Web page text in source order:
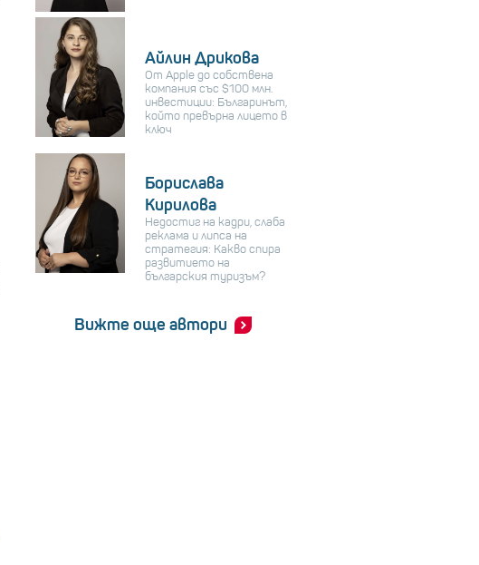
Айлин Дрикова
От Apple до собствена
компания със $100 млн.
инвестиции: Българинът,
който превърна лицето в
ключ
Борислава
Кирилова
Недостиг на кадри, слаба
реклама и липса на
стратегия: Какво спира
развитието на
българския туризъм?
Вижте още автори